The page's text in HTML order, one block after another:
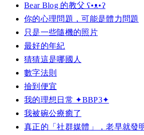
Bear Blog 的教父 ʕ•ᴥ•ʔ
你的心理問題，可能是體力問題
只是一些隨機的照片
最好的年紀
猜猜這是哪國人
數字法則
撿到便宜
我的理想日常 ✦BBP3✦
我被碗公療癒了
真正的「社群媒體」，老早就發